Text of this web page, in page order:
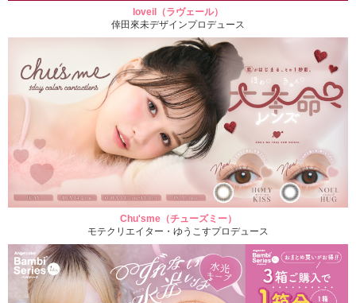
loveil（ラヴェール）
倖田來未デザインプロデュース
Chu'sme（チューズミー）
モテクリエイター・ゆうこすプロデュース